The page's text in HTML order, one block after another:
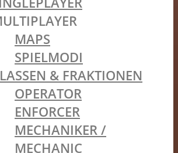
MAPS
SPIELMODI
& FRAKTIONEN
OPERATOR
ENFORCER
MECHANIKER /
MECHANIC